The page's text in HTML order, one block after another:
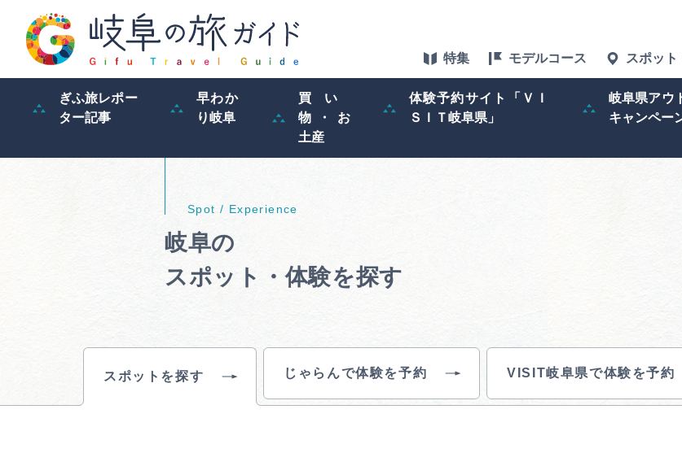
特集 モデルコース スポット
ぎふ旅レポー
ター記事
早わか
り岐阜
買い
物・お
土産
体験予約サイト「ＶＩ
ＳＩＴ岐阜県」
岐阜県アウ
キャンペー
買い物
岐阜の
スポット・体験を探す
スポットを探す じゃらんで体験を予約 VISIT岐阜県で体験を予約